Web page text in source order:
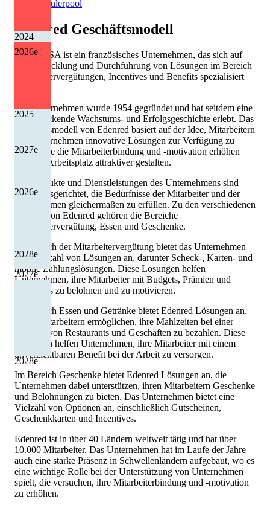
2026e
2027e
2028e
2024
2025
2026e
2027e
2028e
Quelle: Eulerpool
Edenred Geschäftsmodell
Edenred SA ist ein französisches Unternehmen, das sich auf
die Entwicklung und Durchführung von Lösungen im Bereich
Mitarbeitervergütungen, Incentives und Benefits spezialisiert
Das Unternehmen wurde 1954 gegründet und hat seitdem eine
beeindruckende Wachstums- und Erfolgsgeschichte erlebt. Das
Geschäftsmodell von Edenred basiert auf der Idee, Mitarbeitern
und Unternehmen innovative Lösungen zur Verfügung zu
stellen, die die Mitarbeiterbindung und -motivation erhöhen
und den Arbeitsplatz attraktiver gestalten.
Die Produkte und Dienstleistungen des Unternehmens sind
darauf ausgerichtet, die Bedürfnisse der Mitarbeiter und der
Unternehmen gleichermaßen zu erfüllen. Zu den verschiedenen
Sparten von Edenred gehören die Bereiche
Mitarbeitervergütung, Essen und Geschenke.
Im Bereich der Mitarbeitervergütung bietet das Unternehmen
eine Vielzahl von Lösungen an, darunter Scheck-, Karten- und
mobile Zahlungslösungen. Diese Lösungen helfen
Unternehmen, ihre Mitarbeiter mit Budgets, Prämien und
Incentives zu belohnen und zu motivieren.
Im Bereich Essen und Getränke bietet Edenred Lösungen an,
die es Mitarbeitern ermöglichen, ihre Mahlzeiten bei einer
Vielzahl von Restaurants und Geschäften zu bezahlen. Diese
Lösungen helfen Unternehmen, ihre Mitarbeiter mit einem
unverzichtbaren Benefit bei der Arbeit zu versorgen.
Im Bereich Geschenke bietet Edenred Lösungen an, die
Unternehmen dabei unterstützen, ihren Mitarbeitern Geschenke
und Belohnungen zu bieten. Das Unternehmen bietet eine
Vielzahl von Optionen an, einschließlich Gutscheinen,
Geschenkkarten und Incentives.
Edenred ist in über 40 Ländern weltweit tätig und hat über
10.000 Mitarbeiter. Das Unternehmen hat im Laufe der Jahre
auch eine starke Präsenz in Schwellenländern aufgebaut, wo es
eine wichtige Rolle bei der Unterstützung von Unternehmen
spielt, die versuchen, ihre Mitarbeiterbindung und -motivation
zu erhöhen.